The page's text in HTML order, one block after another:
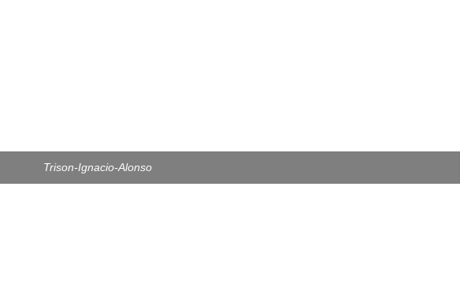
Trison-Ignacio-Alonso